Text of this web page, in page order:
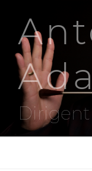
springen
Dirigent